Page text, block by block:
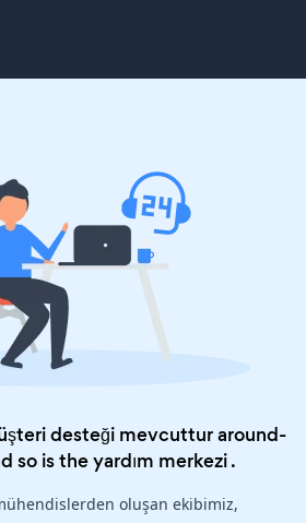
desteği mevcuttur around-
so is theyardım merkezi.
oluşan ekibimiz,